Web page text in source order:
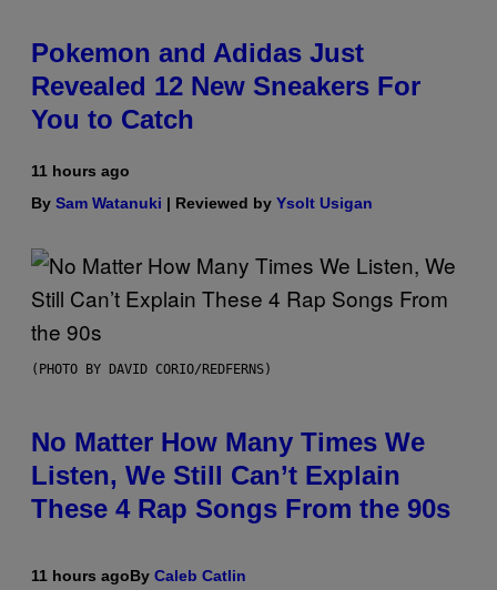
Pokemon and Adidas Just
Revealed 12 New Sneakers For
You to Catch
11 hours ago
By Sam Watanuki | Reviewed by Ysolt Usigan
(PHOTO BY DAVID CORIO/REDFERNS)
No Matter How Many Times We
Listen, We Still Can’t Explain
These 4 Rap Songs From the 90s
11 hours agoBy Caleb Catlin